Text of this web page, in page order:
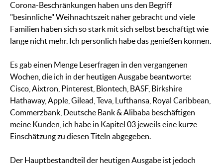
Corona-Beschränkungen haben uns den Begriff
"besinnliche" Weihnachtszeit näher gebracht und viele
Familien haben sich so stark mit sich selbst beschäftigt wie
lange nicht mehr. Ich persönlich habe das genießen können.
Es gab einen Menge Leserfragen in den vergangenen
Wochen, die ich in der heutigen Ausgabe beantworte:
Cisco, Aixtron, Pinterest, Biontech, BASF, Birkshire
Hathaway, Apple, Gilead, Teva, Lufthansa, Royal Caribbean,
Commerzbank, Deutsche Bank & Alibaba beschäftigen
meine Kunden, ich habe in Kapitel 03 jeweils eine kurze
Einschätzung zu diesen Titeln abgegeben.
Der Hauptbestandteil der heutigen Ausgabe ist jedoch